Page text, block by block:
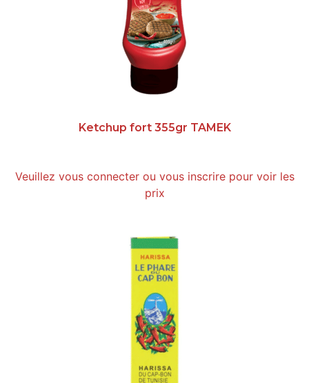
Ketchup fort 355gr TAMEK
Veuillez vous connecter ou vous inscrire pour voir les
prix